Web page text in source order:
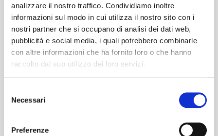
analizzare il nostro traffico. Condividiamo inoltre
informazioni sul modo in cui utilizza il nostro sito con i
nostri partner che si occupano di analisi dei dati web,
pubblicità e social media, i quali potrebbero combinarle
con altre informazioni che ha fornito loro o che hanno
raccolto dal suo utilizzo dei loro servizi.
delNecessari
Preferenze